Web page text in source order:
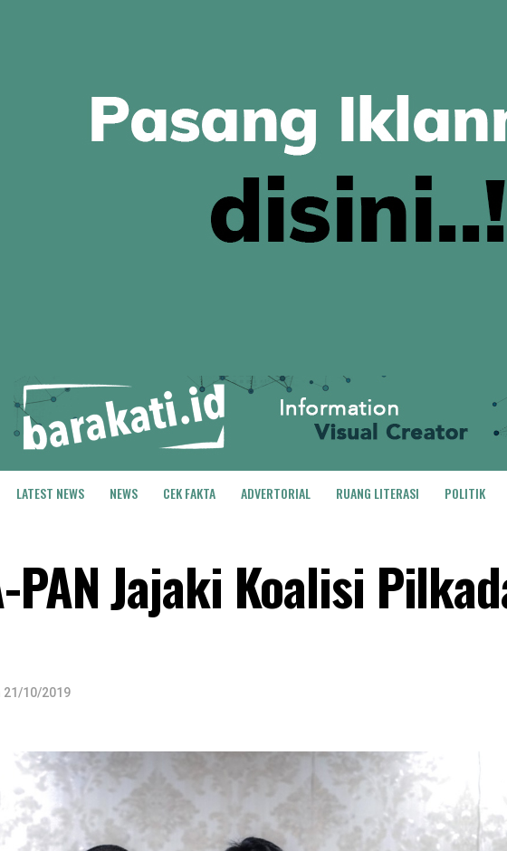
LATEST NEWS NEWS CEK FAKTA ADVERTORIAL RUANG LITERASI POLITIK
PAN Jajaki Koalisi
21/10/2019